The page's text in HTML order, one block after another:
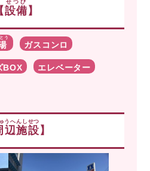
【設備
せつび
】
う
ガスコンロ
BOX エレベーター
辺施設
うへんしせつ
】